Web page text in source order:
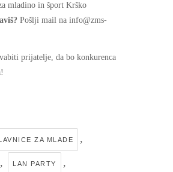
mladino in šport Krško
Pošlji mail na info@zms-
prijatelje, da bo konkurenca
ZA MLADE ,
, LAN PARTY ,